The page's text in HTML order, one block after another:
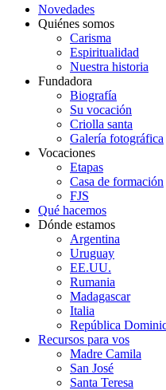
Novedades
Quiénes somos
Carisma
Espiritualidad
Nuestra historia
Fundadora
Biografía
Su vocación
Criolla santa
Galería fotográfica
Vocaciones
Etapas
Casa de formación
FJS
Qué hacemos
Dónde estamos
Argentina
Uruguay
EE.UU.
Rumania
Madagascar
Italia
República
Recursos para vos
Madre Camila
San José
Santa Teresa